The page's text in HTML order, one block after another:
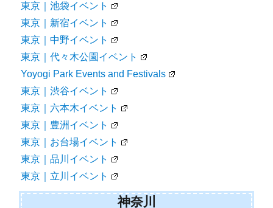
東京｜池袋イベント
東京｜新宿イベント
東京｜中野イベント
東京｜代々木公園イベント
Yoyogi Park Events and Festivals
東京｜渋谷イベント
東京｜六本木イベント
東京｜豊洲イベント
東京｜お台場イベント
東京｜品川イベント
東京｜立川イベント
神奈川